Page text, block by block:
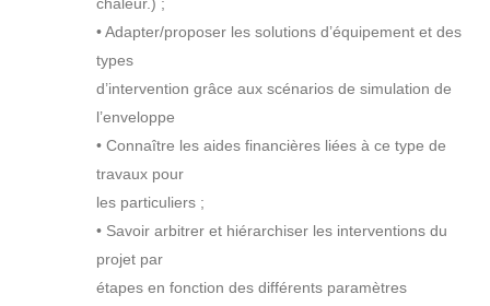
• Adapter/proposer les solutions d’équipement et des
types
d’intervention grâce aux scénarios de simulation de
l’enveloppe
• Connaître les aides financières liées à ce type de
travaux pour
les particuliers ;
• Savoir arbitrer et hiérarchiser les interventions du
projet par
étapes en fonction des différents paramètres